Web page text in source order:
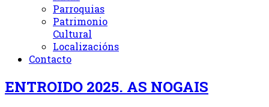
Parroquias
Patrimonio
Cultural
Localizacións
Contacto
ENTROIDO 2025. AS NOGAIS